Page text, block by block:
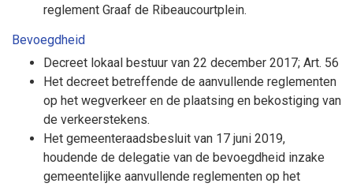
reglement Graaf de Ribeaucourtplein.
Bevoegdheid
Decreet lokaal bestuur van 22 december 2017; Art. 56
Het decreet betreffende de aanvullende reglementen
op het wegverkeer en de plaatsing en bekostiging van
de verkeerstekens.
Het gemeenteraadsbesluit van 17 juni 2019,
houdende de delegatie van de bevoegdheid inzake
gemeentelijke aanvullende reglementen op het